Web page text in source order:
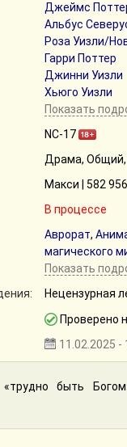
Джеймс
Альбус
Роза Уизли/
Гарри Поттер
Джинни Уизли
Хьюго Уизли
Показать
NC-17
Драма, Общий,
Макси | 582
В процессе
Аврорат,
магического
Показать
Нецензурная
Проверено
11.02.2025 -
быть